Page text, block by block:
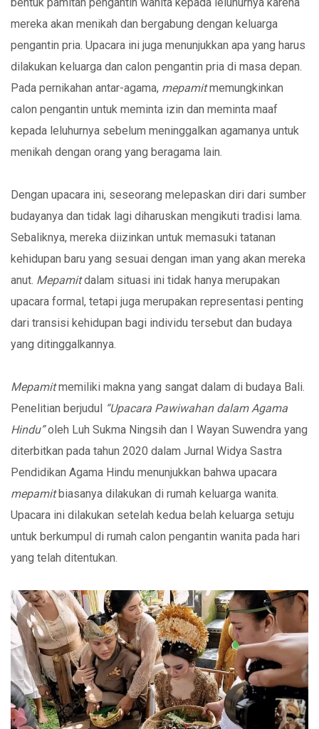
mereka akan menikah dan bergabung dengan keluarga
pengantin pria. Upacara ini juga menunjukkan apa yang harus
dilakukan keluarga dan calon pengantin pria di masa depan.
Pada pernikahan antar-agama, mepamitmemungkinkan
calon pengantin untuk meminta izin dan meminta maaf
kepada leluhurnya sebelum meninggalkan agamanya untuk
menikah dengan orang yang beragama lain.
Dengan upacara ini, seseorang melepaskan diri dari sumber
budayanya dan tidak lagi diharuskan mengikuti tradisi lama.
Sebaliknya, mereka diizinkan untuk memasuki tatanan
kehidupan baru yang sesuai dengan iman yang akan mereka
anut. Mepamitdalam situasi ini tidak hanya merupakan
upacara formal, tetapi juga merupakan representasi penting
dari transisi kehidupan bagi individu tersebut dan budaya
yang ditinggalkannya.
Mepamitmemiliki makna yang sangat dalam di budaya Bali.
Penelitian berjudul “Upacara Pawiwahan dalam Agama
Hindu”oleh Luh Sukma Ningsih dan I Wayan Suwendra yang
diterbitkan pada tahun 2020 dalam Jurnal Widya Sastra
Pendidikan Agama Hindu menunjukkan bahwa upacara
mepamitbiasanya dilakukan di rumah keluarga wanita.
Upacara ini dilakukan setelah kedua belah keluarga setuju
untuk berkumpul di rumah calon pengantin wanita pada hari
yang telah ditentukan.